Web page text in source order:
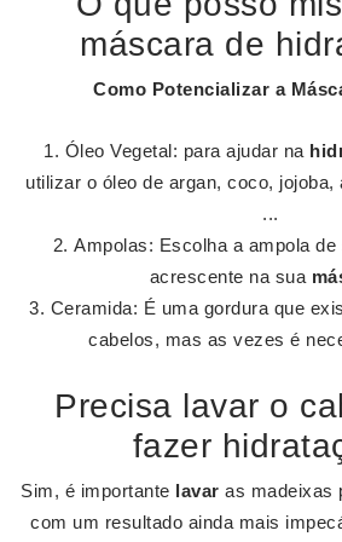
máscara de
Como Potencializar a
Óleo Vegetal: para ajudar na
utilizar o óleo de argan, coco, jojoba,
...
Ampolas: Escolha a ampola
acrescente na sua
Ceramida: É uma gordura que
cabelos, mas as vezes é
Precisa lavar o
fazer
Sim, é importante lavar as madeixas
com um resultado ainda mais